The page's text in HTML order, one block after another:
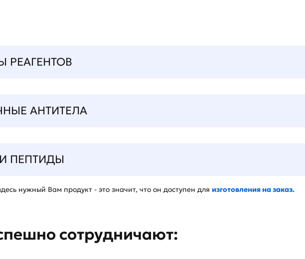
РЕАГЕНТОВ
АНТИТЕЛА
ПЕПТИДЫ
нужный Вам продукт - это значит, что он доступен для изготовления на заказ.
сотрудничают: